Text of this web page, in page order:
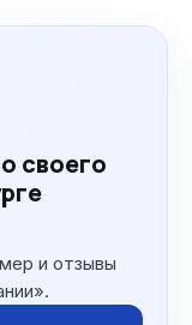
своего
и отзывы